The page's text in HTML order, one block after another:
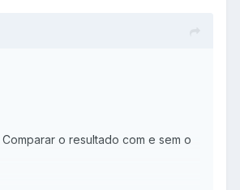
o resultado com e sem o